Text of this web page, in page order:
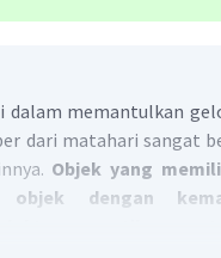
dalam memantulkan
dari matahari sangat
Objek yang
dengan